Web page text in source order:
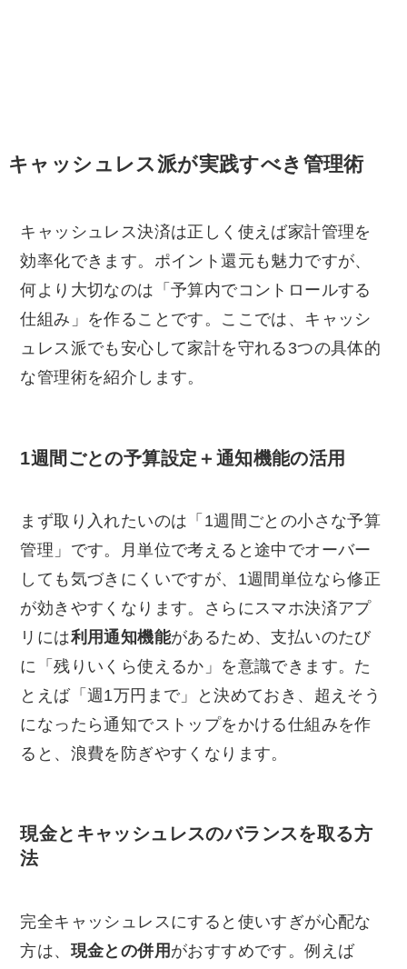
キャッシュレス派が実践すべき管理術
キャッシュレス決済は正しく使えば家計管理を
効率化できます。ポイント還元も魅力ですが、
何より大切なのは「予算内でコントロールする
仕組み」を作ることです。ここでは、キャッシ
ュレス派でも安心して家計を守れる3つの具体的
な管理術を紹介します。
1週間ごとの予算設定＋通知機能の活用
まず取り入れたいのは「1週間ごとの小さな予算
管理」です。月単位で考えると途中でオーバー
しても気づきにくいですが、1週間単位なら修正
が効きやすくなります。さらにスマホ決済アプ
リには利用通知機能があるため、支払いのたび
に「残りいくら使えるか」を意識できます。た
とえば「週1万円まで」と決めておき、超えそう
になったら通知でストップをかける仕組みを作
ると、浪費を防ぎやすくなります。
現金とキャッシュレスのバランスを取る方
法
完全キャッシュレスにすると使いすぎが心配な
方は、 現金との併用 がおすすめです。例えば